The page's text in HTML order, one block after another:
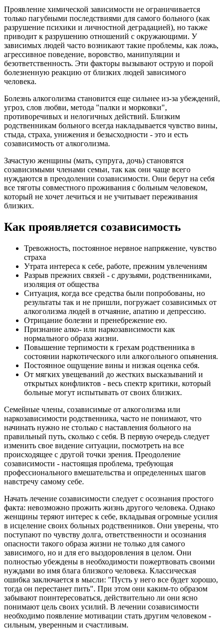
Проявление химической зависимости не ограничивается
только пагубными последствиями для самого больного (как
разрушение психики и личностной деградацией), но также
приводит к разрушению отношений с окружающими. У
зависимых людей часто возникают такие проблемы, как ложь,
агрессивное поведение, воровство, манипуляции и
безответственность. Эти факторы вызывают острую и порой
болезненную реакцию от близких людей зависимого
человека.
Болезнь алкоголизма становится еще сильнее из-за убеждений,
угроз, слов любви, метода "палки и морковки",
противоречивых и нелогичных действий. Близким
родственникам больного всегда накладывается чувство вины,
стыда, страха, унижения и безысходности - это и есть
созависимость от алкоголизма.
Зачастую женщины (мать, супруга, дочь) становятся
созависимыми членами семьи, так как они чаще всего
нуждаются в преодолении созависимости. Они берут на себя
все тяготы совместного проживания с больным человеком,
который не хочет лечиться и не учитывает переживания
близких.
Как проявляется созависимость
Тревожность, постоянное нервное напряжение, чувство
страха
Утрата интереса к себе, работе, прежним увлечениям
Разрыв прежних связей - с друзьями, родственниками,
изоляция от общества
Ситуация, когда все средства были попробованы, но
результаты так и не пришли, погружает созависимых от
алкоголизма людей в отчаяние, апатию и депрессию.
Отрицание болезни и пренебрежение ею.
Признание алко- или наркозависимости как
нормального образа жизни.
Повышение терпимости к грехам родственника в
состоянии наркотического или алкогольного опьянения.
Постоянное ощущение вины и низкая оценка себя.
От мягких увещеваний до жестких высказываний и
открытых конфликтов - весь спектр критики, который
больные могут испытывать от своих близких.
Семейные члены, созависимые от алкоголизма или
наркозависимости родственника, часто не понимают, что
начинать нужно не столько с наставления больного на
правильный путь, сколько с себя. В первую очередь следует
изменить свое видение ситуации, посмотреть на все
происходящее с другой точки зрения. Преодоление
созависимости - настоящая проблема, требующая
профессионального вмешательства и определенных шагов
навстречу самому себе.
Начать лечение созависимости следует с осознания простого
факта: невозможно прожить жизнь другого человека. Однако
женщины теряют интерес к себе, вкладывая огромные усилия
в исцеление своих больных родственников. Они уверены, что
поступают по чувству долга, ответственности и осознания
опасности такого образа жизни не только для самого
зависимого, но и для его выздоровления в целом. Они
полностью убеждены в необходимости пожертвовать своими
нуждами во имя блага близкого человека. Классическая
ошибка заключается в мысли: "Пусть у него все будет хорошо,
тогда он перестанет пить". При этом они каким-то образом
забывают поинтересоваться, действительно ли они ясно
понимают цель своих усилий. В лечении созависимости
необходимо появление мотивации стать другим человеком -
сильным, уверенным и счастливым.